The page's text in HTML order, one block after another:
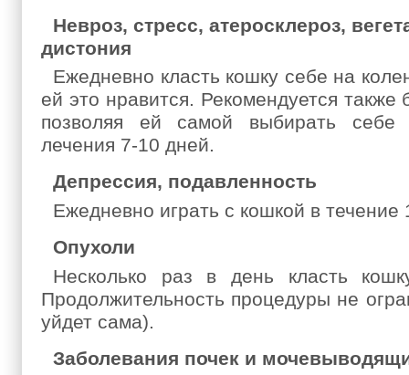
Невроз, стресс, атеросклероз,
дистония
Ежедневно класть кошку себе на
ей это нравится. Рекомендуется также
позволяя ей самой выбирать себе
лечения 7-10 дней.
Депрессия, подавленность
Ежедневно играть с кошкой в течение
Опухоли
Несколько раз в день класть
Продолжительность процедуры не
уйдет сама).
Заболевания почек и